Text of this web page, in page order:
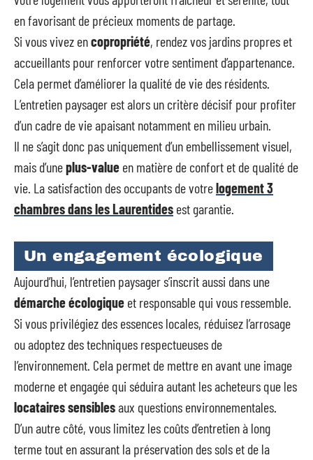
en favorisant de précieux moments de partage.
Si vous vivez encopropriété, rendez vos jardins propres et
accueillants pour renforcer votre sentiment d’appartenance.
Cela permet d’améliorer la qualité de vie des résidents.
L’entretien paysager est alors un critère décisif pour profiter
d’un cadre de vie apaisant notamment en milieu urbain.
Il ne s’agit donc pas uniquement d’un embellissement visuel,
mais d’uneplus-value en matière de confort et de qualité de
vie. La satisfaction des occupants de votrelogement 3
chambres dans les Laurentides est garantie.
Un engagement écologique
Aujourd’hui, l’entretien paysager s’inscrit aussi dans une
démarche écologique et responsable qui vous ressemble.
Si vous privilégiez des essences locales, réduisez l’arrosage
ou adoptez des techniques respectueuses de
l’environnement. Cela permet de mettre en avant une image
moderne et engagée qui séduira autant les acheteurs que les
locataires sensiblesaux questions environnementales.
D’un autre côté, vous limitez les coûts d’entretien à long
terme tout en assurant la préservation des sols et de la